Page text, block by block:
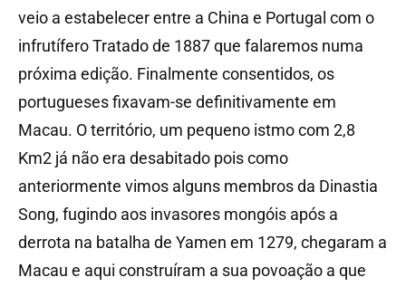
veio a estabelecer entre a China e Portugal com o
infrutífero Tratado de 1887 que falaremos numa
próxima edição. Finalmente consentidos, os
portugueses fixavam-se definitivamente em
Macau. O território, um pequeno istmo com 2,8
Km2 já não era desabitado pois como
anteriormente vimos alguns membros da Dinastia
Song, fugindo aos invasores mongóis após a
derrota na batalha de Yamen em 1279, chegaram a
Macau e aqui construíram a sua povoação a que